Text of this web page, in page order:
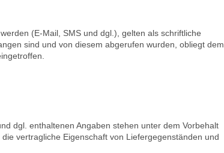
(E-Mail, SMS und dgl.), gelten als schriftliche
sind und von diesem abgerufen wurden, obliegt dem
dgl. enthaltenen Angaben stehen unter dem Vorbehalt
vertragliche Eigenschaft von Liefergegenständen und